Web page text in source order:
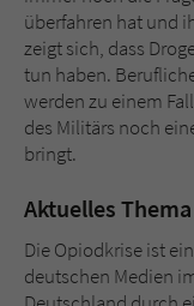
überfahren hat und
zeigt sich, dass
tun haben.
werden zu einem
des Militärs noch
bringt.
Aktuelles
Die Opiodkrise ist
deutschen Medien